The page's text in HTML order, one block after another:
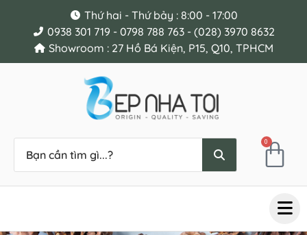
Thứ hai - Thứ bảy : 8:00 - 17:00
0938 301 719 - 0798 788 763 - (028) 3970 8632
Showroom : 27 Hồ Bá Kiện, P15, Q10, TPHCM
0